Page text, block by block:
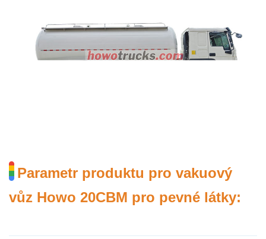
Parametr produktu pro vakuový
vůz Howo 20CBM pro pevné látky: